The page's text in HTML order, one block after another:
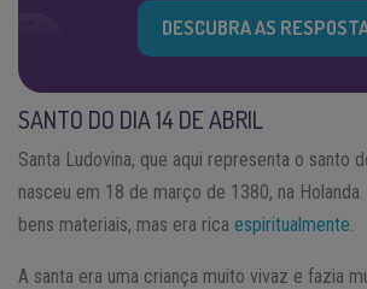
DESCUBRA AS
SANTO DO DIA 14 DE ABRIL
Santa Ludovina, que aqui representa o santo
nasceu em 18 de março de 1380, na
bens materiais, mas era rica espiritualmente
A santa era uma criança muito vivaz e fazia